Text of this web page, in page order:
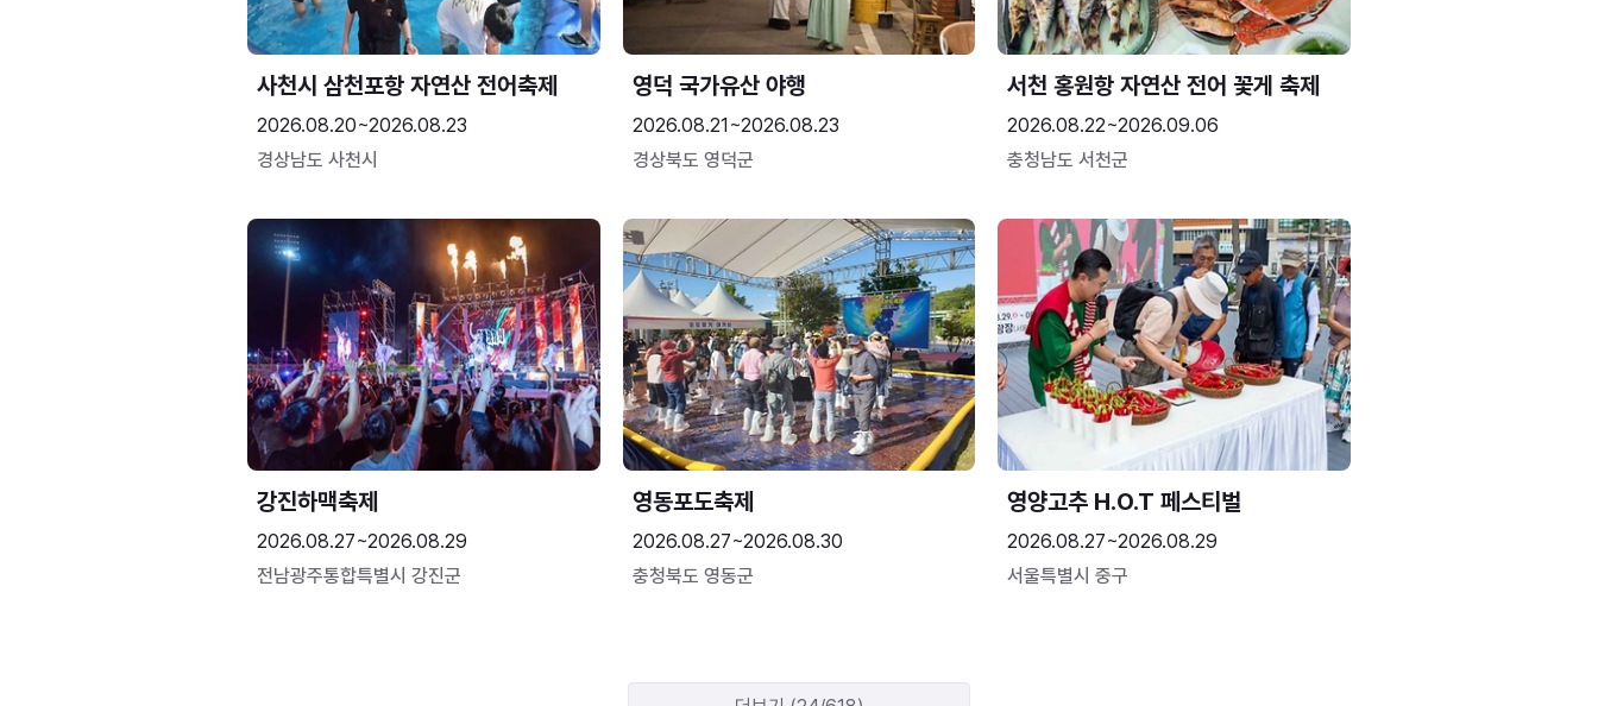
사천시 삼천포항 자연산 전어축제
2026.08.20~2026.08.23
경상남도 사천시
영덕 국가유산 야행
2026.08.21~2026.08.23
경상북도 영덕군
서천 홍원항 자연산 전어 꽃게 축제
2026.08.22~2026.09.06
충청남도 서천군
강진하맥축제
2026.08.27~2026.08.29
전남광주통합특별시 강진군
영동포도축제
2026.08.27~2026.08.30
충청북도 영동군
영양고추 H.O.T 페스티벌
2026.08.27~2026.08.29
서울특별시 중구